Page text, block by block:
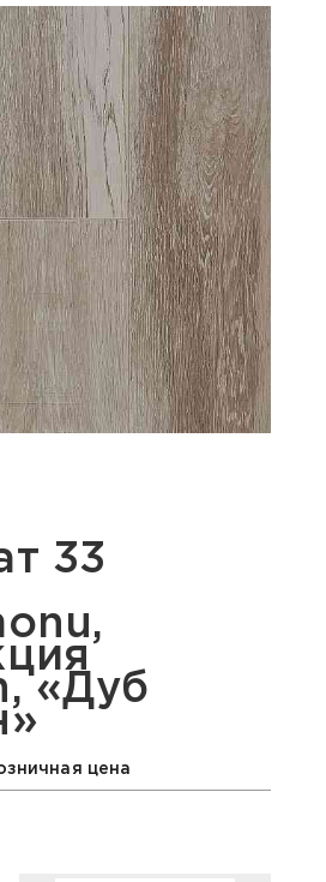
33
«Дуб
цена